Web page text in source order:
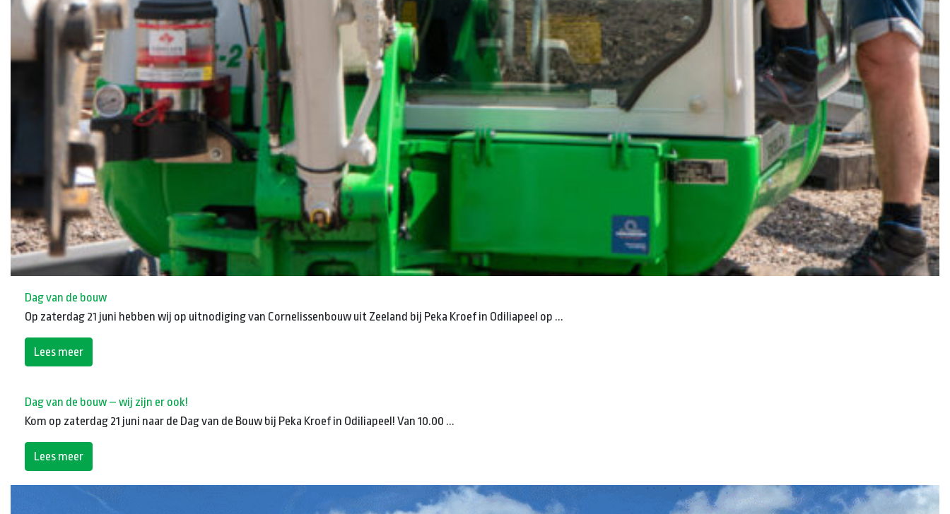
Dag van de bouw
Op zaterdag 21 juni hebben wij op uitnodiging van Cornelissenbouw uit Zeeland bij Peka Kroef in Odiliapeel op ...
Lees meer
Dag van de bouw – wij zijn er ook!
Kom op zaterdag 21 juni naar de Dag van de Bouw bij Peka Kroef in Odiliapeel! Van 10.00 ...
Lees meer